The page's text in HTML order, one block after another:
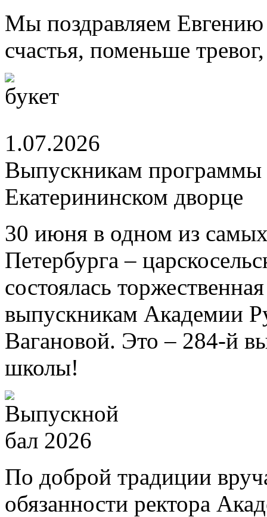
Мы поздравляем
счастья, поменьше
1.07.2026
Выпускникам
Екатерининском дворце
30 июня в одном из
Петербурга –
состоялась
выпускникам Академии
Вагановой. Это – 284-й
школы!
По доброй традиции
обязанности ректора